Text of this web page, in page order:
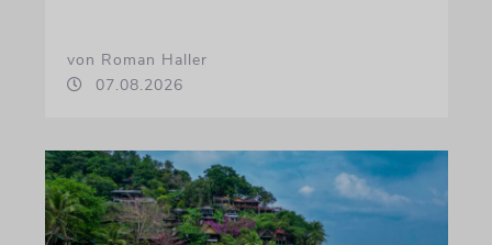
von Roman Haller
07.08.2026